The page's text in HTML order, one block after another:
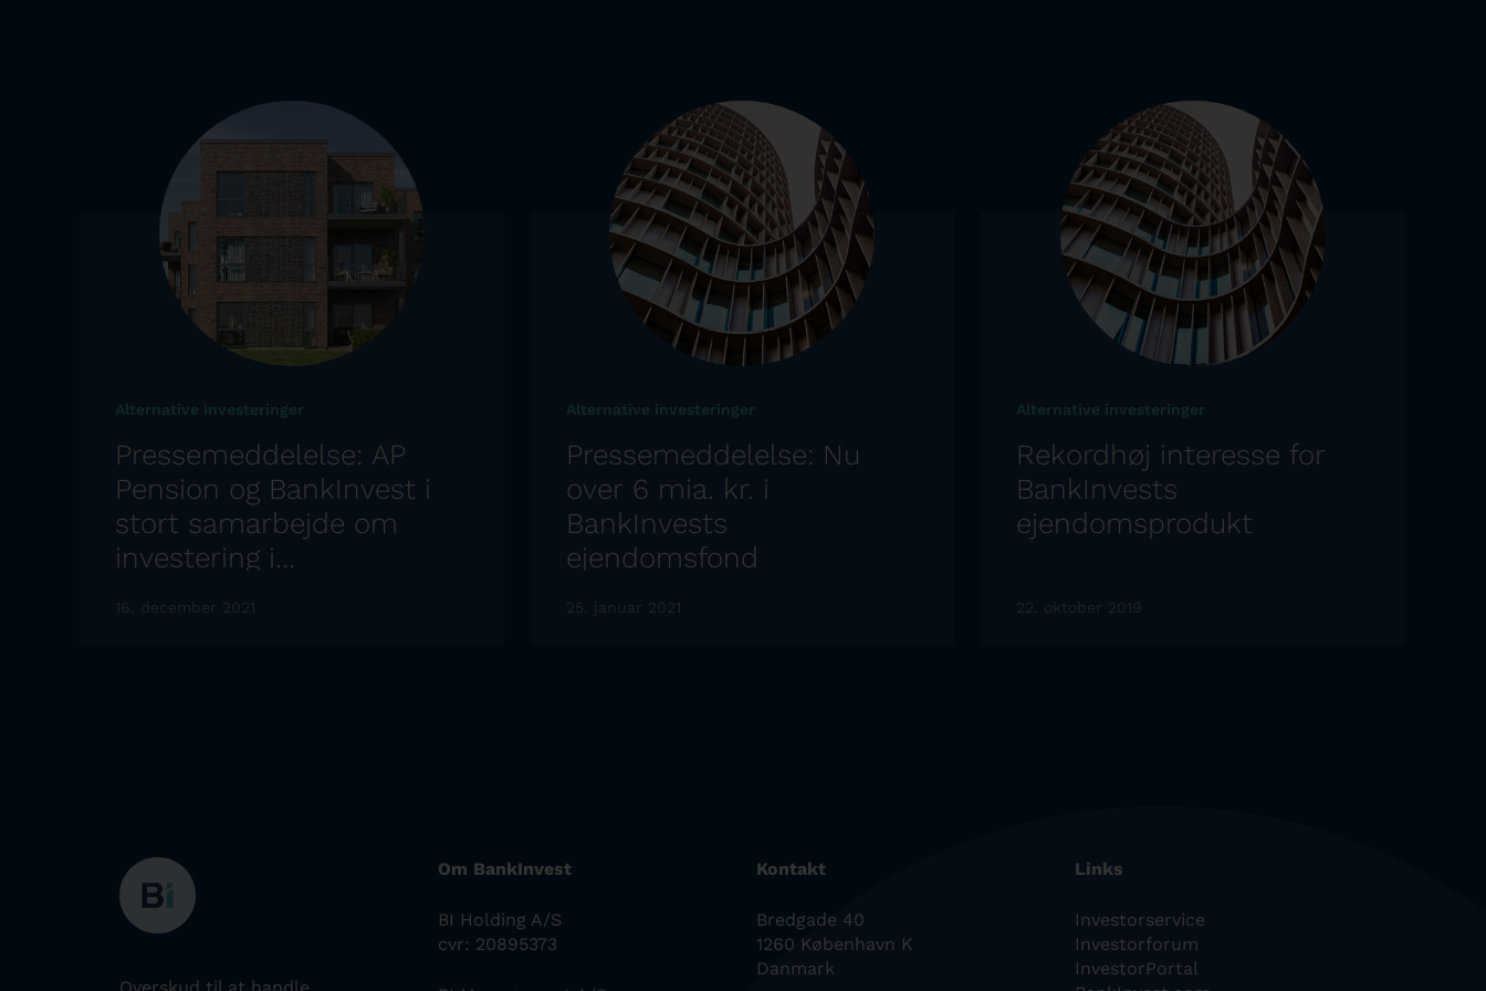
Alternative investeringer
Pressemeddelelse: AP
Pension og BankInvest i
stort samarbejde om
investering i
16. december 2021
Alternative investeringer
Pressemeddelelse: Nu
over 6 mia. kr. i
BankInvests
ejendomsfond
25. januar 2021
Alternative investeringer
Rekordhøj interesse for
BankInvests
ejendomsprodukt
22. oktober 2019
Om BankInvest
BI Holding A/S
cvr: 20895373
Kontakt
Bredgade 40
1260 København K
Danmark
Links
Investorservice
Investorforum
InvestorPortal